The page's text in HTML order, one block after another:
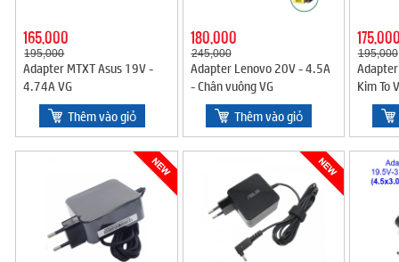
165,000
195,000
Adapter MTXT Asus 19V -
4.74A VG
Thêm vào giỏ
180,000
245,000
Adapter Lenovo 20V - 4.5A
- Chân vuông VG
Thêm vào giỏ
195,000
Kim To